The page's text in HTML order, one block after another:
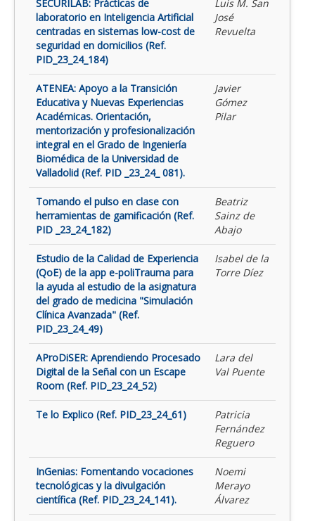
SECURILAB: Prácticas de
laboratorio en Inteligencia Artificial
centradas en sistemas low-cost de
seguridad en domicilios (Ref.
PID_23_24_184)
Luis M. San
José
Revuelta
ATENEA: Apoyo a la Transición
Educativa y Nuevas Experiencias
Académicas. Orientación,
mentorización y profesionalización
integral en el Grado de Ingeniería
Biomédica de la Universidad de
Valladolid (Ref. PID _23_24_ 081).
Javier
Gómez
Pilar
Tomando el pulso en clase con
herramientas de gamificación (Ref.
PID _23_24_182)
Beatriz
Sainz de
Abajo
Estudio de la Calidad de Experiencia
(QoE) de la app e-poliTrauma para
la ayuda al estudio de la asignatura
del grado de medicina "Simulación
Clínica Avanzada" (Ref.
PID_23_24_49)
Isabel de la
Torre Díez
AProDiSER: Aprendiendo Procesado
Digital de la Señal con un Escape
Room (Ref. PID_23_24_52)
Lara del
Val Puente
Te lo Explico (Ref. PID_23_24_61)
Patricia
Fernández
Reguero
InGenias: Fomentando vocaciones
tecnológicas y la divulgación
científica (Ref. PID_23_24_141).
Noemi
Merayo
Álvarez